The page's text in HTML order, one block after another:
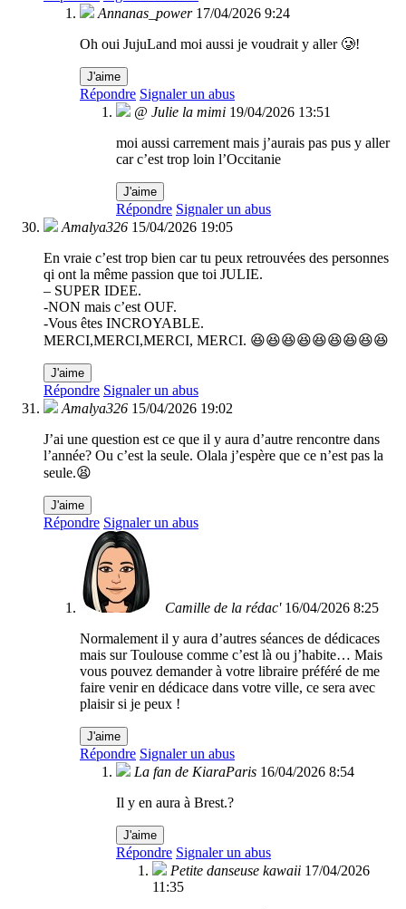
Annanas_power 17/04/2026 9:24
Oh oui JujuLand moi aussi je voudrait y aller 🥲!
J'aime
Répondre Signaler un abus
@ Julie la mimi 19/04/2026 13:51
moi aussi carrement mais j’aurais pas pus y aller
car c’est trop loin l’Occitanie
J'aime
Répondre Signaler un abus
Amalya326 15/04/2026 19:05
En vraie c’est trop bien car tu peux retrouvées des personnes
qi ont la même passion que toi JULIE.
– SUPER IDEE.
-NON mais c’est OUF.
-Vous êtes INCROYABLE.
MERCI,MERCI,MERCI, MERCI. 😆😆😆😆😆😆😆😆😆
J'aime
Répondre Signaler un abus
Amalya326 15/04/2026 19:02
J’ai une question est ce que il y aura d’autre rencontre dans
l’année? Ou c’est la seule. Olala j’espère que ce n’est pas la
seule.😫
J'aime
Répondre Signaler un abus
Camille de la rédac' 16/04/2026 8:25
Normalement il y aura d’autres séances de dédicaces
mais sur Toulouse comme c’est là ou j’habite… Mais
vous pouvez demander à votre libraire préféré de me
faire venir en dédicace dans votre ville, ce sera avec
plaisir si je peux !
J'aime
Répondre Signaler un abus
La fan de KiaraParis 16/04/2026 8:54
Il y en aura à Brest.?
J'aime
Répondre Signaler un abus
Petite danseuse kawaii 17/04/2026
11:35